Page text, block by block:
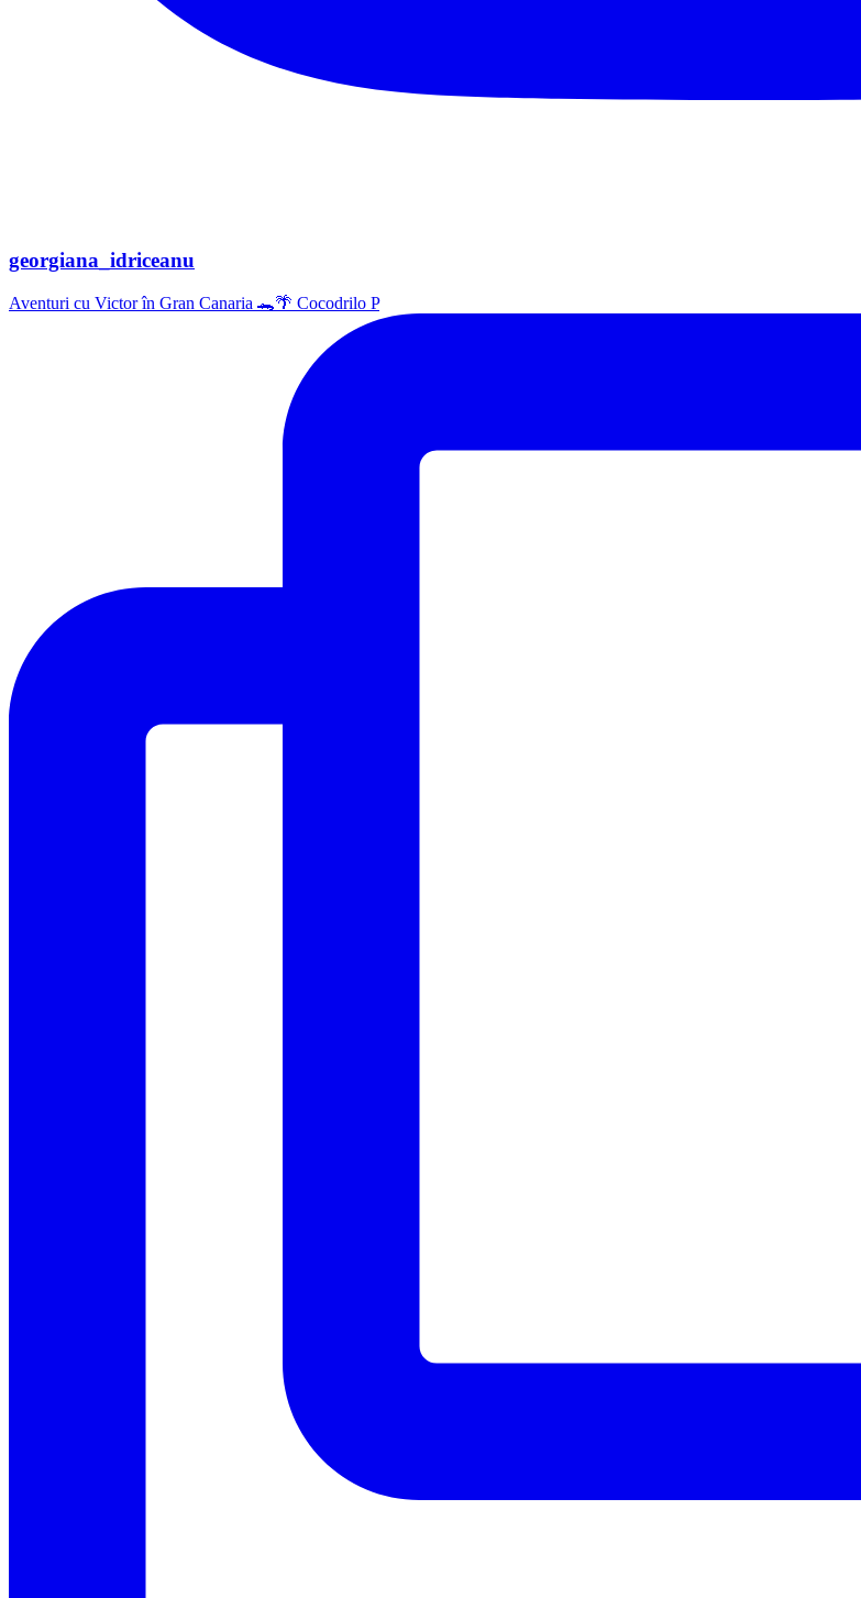
georgiana_idriceanu
Aventuri cu Victor în Gran Canaria 🐊🌴 Cocodrilo P